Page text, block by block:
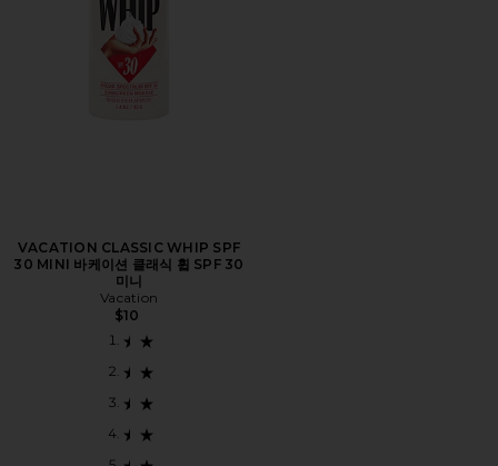
VACATION CLASSIC WHIP SPF
30 MINI 바케이션 클래식 휩 SPF 30
미니
Vacation
$10